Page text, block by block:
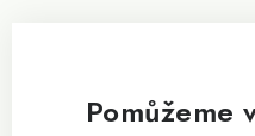
Pomůžeme